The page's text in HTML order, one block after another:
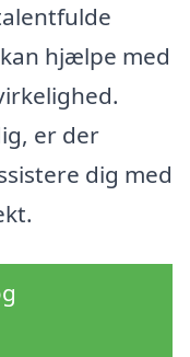
hjælpe med
er der
dig med